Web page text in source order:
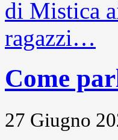
Come
27 Giugno